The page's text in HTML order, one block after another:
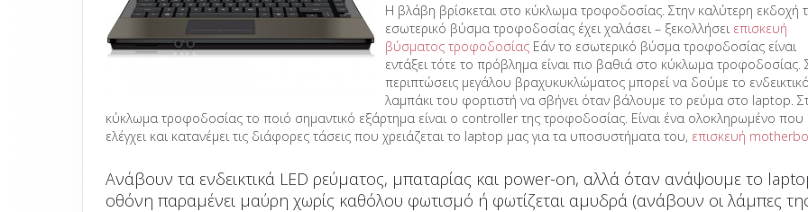
Η βλάβη βρίσκεται στο κύκλωμα τροφοδοσίας. Στην καλύτερη εκδοχή
εσωτερικό βύσμα τροφοδοσίας έχει χαλάσει – ξεκολλήσει επισκευή
βύσματος τροφοδοσίας Εάν το εσωτερικό βύσμα τροφοδοσίας είναι
εντάξει τότε το πρόβλημα είναι πιο βαθιά στο κύκλωμα τροφοδοσίας.
περιπτώσεις μεγάλου βραχυκυκλώματος μπορεί να δούμε το ενδεικτικό
λαμπάκι του φορτιστή να σβήνει όταν βάλουμε το ρεύμα στο laptop.
κύκλωμα τροφοδοσίας το ποιό σημαντικό εξάρτημα είναι ο controller της τροφοδοσίας. Είναι ένα ολοκληρωμένο που
ελέγχει και κατανέμει τις διάφορες τάσεις που χρειάζεται το laptop μας για τα υποσυστήματα του, επισκευή
Ανάβουν τα ενδεικτικά LED ρεύματος, μπαταρίας και power-on, αλλά όταν ανάψουμε το
οθόνη παραμένει μαύρη χωρίς καθόλου φωτισμό ή φωτίζεται αμυδρά (ανάβουν οι λάμπες